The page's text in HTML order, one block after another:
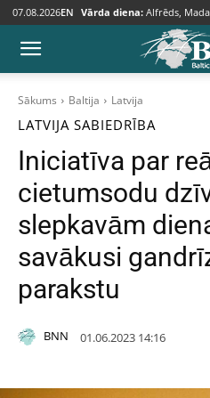
07.08.2026EN Vārda diena: Alfrēds,
Sākums Baltija Latvija
LATVIJA SABIEDRĪBA
Iniciatīva par
cietumsodu
slepkavām
savākusi
parakstu
BNN 01.06.2023 14:16